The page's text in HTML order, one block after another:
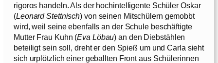
rigoros handeln. Als der hochintelligente Schüler Oskar
(Leonard Stettnisch) von seinen Mitschülern gemobbt
wird, weil seine ebenfalls an der Schule beschäftigte
Mutter Frau Kuhn (Eva Löbau) an den Diebstählen
beteiligt sein soll, dreht er den Spieß um und Carla sieht
sich urplötzlich einer geballten Front aus Schülerinnen